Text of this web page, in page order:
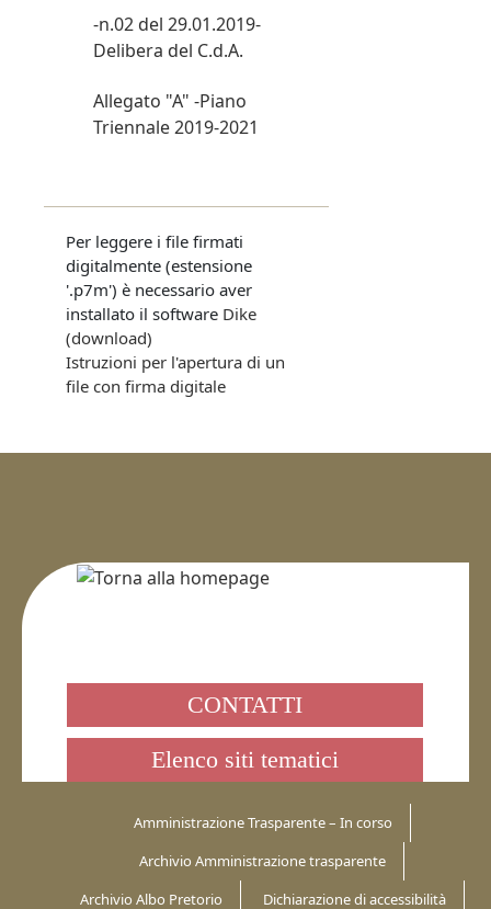
-n.02 del 29.01.2019-
Delibera del C.d.A.
Allegato "A" -Piano
Triennale 2019-2021
Per leggere i file firmati
digitalmente (estensione
'.p7m') è necessario aver
installato il software Dike
(download)
Istruzioni per l'apertura di un
file con firma digitale
CONTATTI
Elenco siti tematici
Amministrazione Trasparente – In corso
Archivio Amministrazione trasparente
Archivio Albo Pretorio
Dichiarazione di accessibilità